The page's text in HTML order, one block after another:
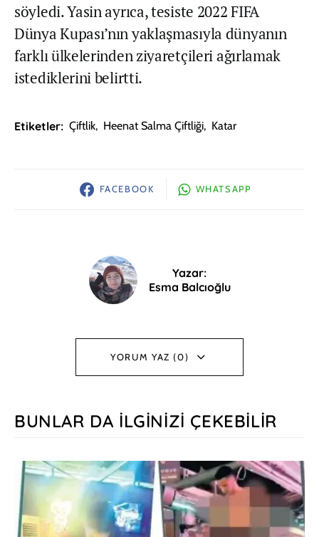
söyledi. Yasin ayrıca, tesiste 2022 FIFA
Dünya Kupası’nın yaklaşmasıyla dünyanın
farklı ülkelerinden ziyaretçileri ağırlamak
istediklerini belirtti.
Etiketler: Çiftlik, Heenat Salma Çiftliği, Katar
FACEBOOK WHATSAPP
Yazar:
Esma Balcıoğlu
YORUM YAZ (0)
BUNLAR DA İLGINIZI ÇEKEBILIR